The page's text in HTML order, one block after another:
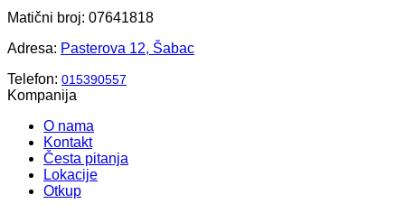
Matični broj: 07641818
Adresa: Pasterova 12, Šabac
Telefon: 015390557
Kompanija
O nama
Kontakt
Česta pitanja
Lokacije
Otkup